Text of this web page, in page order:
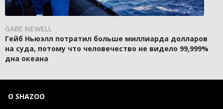
GABE NEWELL
Гейб Ньюэлл потратил больше миллиарда долларов
на суда, потому что человечество не видело 99,999%
дна океана
О SHAZOO